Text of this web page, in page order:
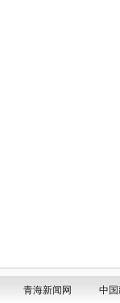
青海新闻网 中